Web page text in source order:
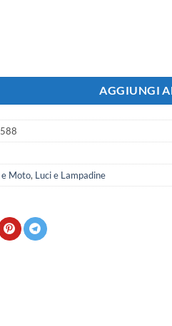
AGGIUNGI
Moto, Luci e Lampadine